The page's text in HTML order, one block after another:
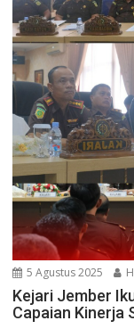
5 Agustus 2025
Kejari Jember
Capaian Kinerja